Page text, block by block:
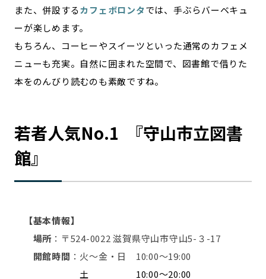
また、併設するカフェボロンタでは、手ぶらバーベキュ
ーが楽しめます。
もちろん、コーヒーやスイーツといった通常のカフェメ
ニューも充実。自然に囲まれた空間で、図書館で借りた
本をのんびり読むのも素敵ですね。
若者人気No.1 『守山市立図書
館』
【基本情報】
場所 ：〒524-0022 滋賀県守山市守山5-３-17
開館時間 ：火～金・日 10:00～19:00
土 10:00～20:00